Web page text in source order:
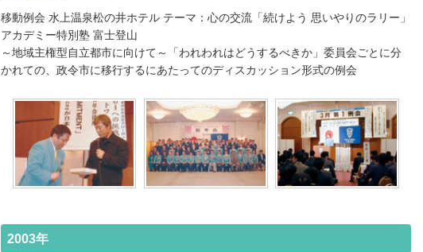
移動例会 水上温泉松の井ホテル テーマ：心の交流「続けよう 思いやりのラリー」
アカデミー特別塾 富士登山
～地域主権型自立都市に向けて～「われわれはどうするべきか」委員会ごとに分
かれての、政令市に移行するにあたってのディスカッション形式の例会
2003年